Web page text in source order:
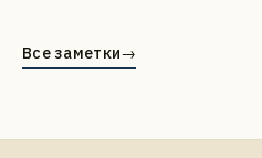
Все заметки→